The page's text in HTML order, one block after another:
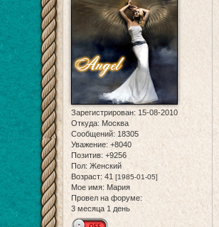
Зарегистрирован: 15-08-2010
Откуда: Москва
Сообщений: 18305
Уважение: +8040
Позитив: +9256
Пол: Женский
Возраст: 41 [1985-01-05]
Мое имя: Мария
Провел на форуме:
3 месяца 1 день